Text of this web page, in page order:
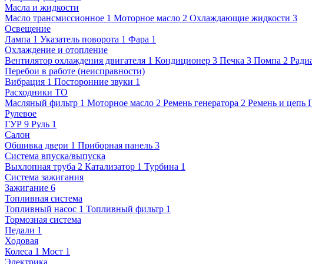
Масла и жидкости
Масло трансмиссионное 1 Моторное масло 2 Охлаждающие жидкости 3
Освещение
Лампа 1 Указатель поворота 1 Фара 1
Охлаждение и отопление
Вентилятор охлаждения двигателя 1 Кондиционер 3 Печка 3 Помпа 2
Перебои в работе (неисправности)
Вибрация 1 Посторонние звуки 1
Расходники ТО
Масляный фильтр 1 Моторное масло 2 Ремень генератора 2 Ремень и цепь
Рулевое
ГУР 9 Руль 1
Салон
Обшивка двери 1 Приборная панель 3
Система впуска/выпуска
Выхлопная труба 2 Катализатор 1 Турбина 1
Система зажигания
Зажигание 6
Топливная система
Топливный насос 1 Топливный фильтр 1
Тормозная система
Педали 1
Ходовая
Колеса 1 Мост 1
Электрика